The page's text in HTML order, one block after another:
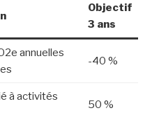
Objectif
3 ans
annuelles
-40 %
à activités
50 %